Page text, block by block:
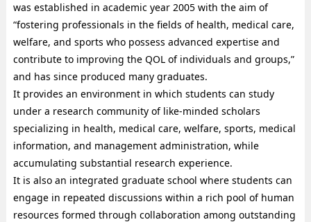
was established in academic year 2005 with the aim of
“fostering professionals in the fields of health, medical care,
welfare, and sports who possess advanced expertise and
contribute to improving the QOL of individuals and groups,”
and has since produced many graduates.
It provides an environment in which students can study
under a research community of like-minded scholars
specializing in health, medical care, welfare, sports, medical
information, and management administration, while
accumulating substantial research experience.
It is also an integrated graduate school where students can
engage in repeated discussions within a rich pool of human
resources formed through collaboration among outstanding